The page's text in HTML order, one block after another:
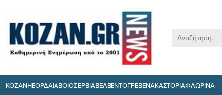
ΚΟΖΑΝΗΕΟΡΔΑΙΑΒΟΙΟΣΕΡΒΙΑΒΕΛΒΕΝΤΟΓΡΕΒΕΝΑΚΑΣΤΟΡΙΑΦΛΩΡΙΝΑ